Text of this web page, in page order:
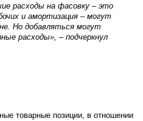
расходы на фасовку – это
и амортизация – могут
Но добавляться могут
расходы», – подчеркнул
товарные позиции, в отношении